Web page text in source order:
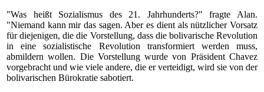
"Was heißt Sozialismus des 21. Jahrhunderts?" fragte Alan.
"Niemand kann mir das sagen. Aber es dient als nützlicher Vorsatz
für diejenigen, die die Vorstellung, dass die bolivarische Revolution
in eine sozialistische Revolution transformiert werden muss,
abmildern wollen. Die Vorstellung wurde von Präsident Chavez
vorgebracht und wie viele andere, die er verteidigt, wird sie von der
bolivarischen Bürokratie sabotiert.